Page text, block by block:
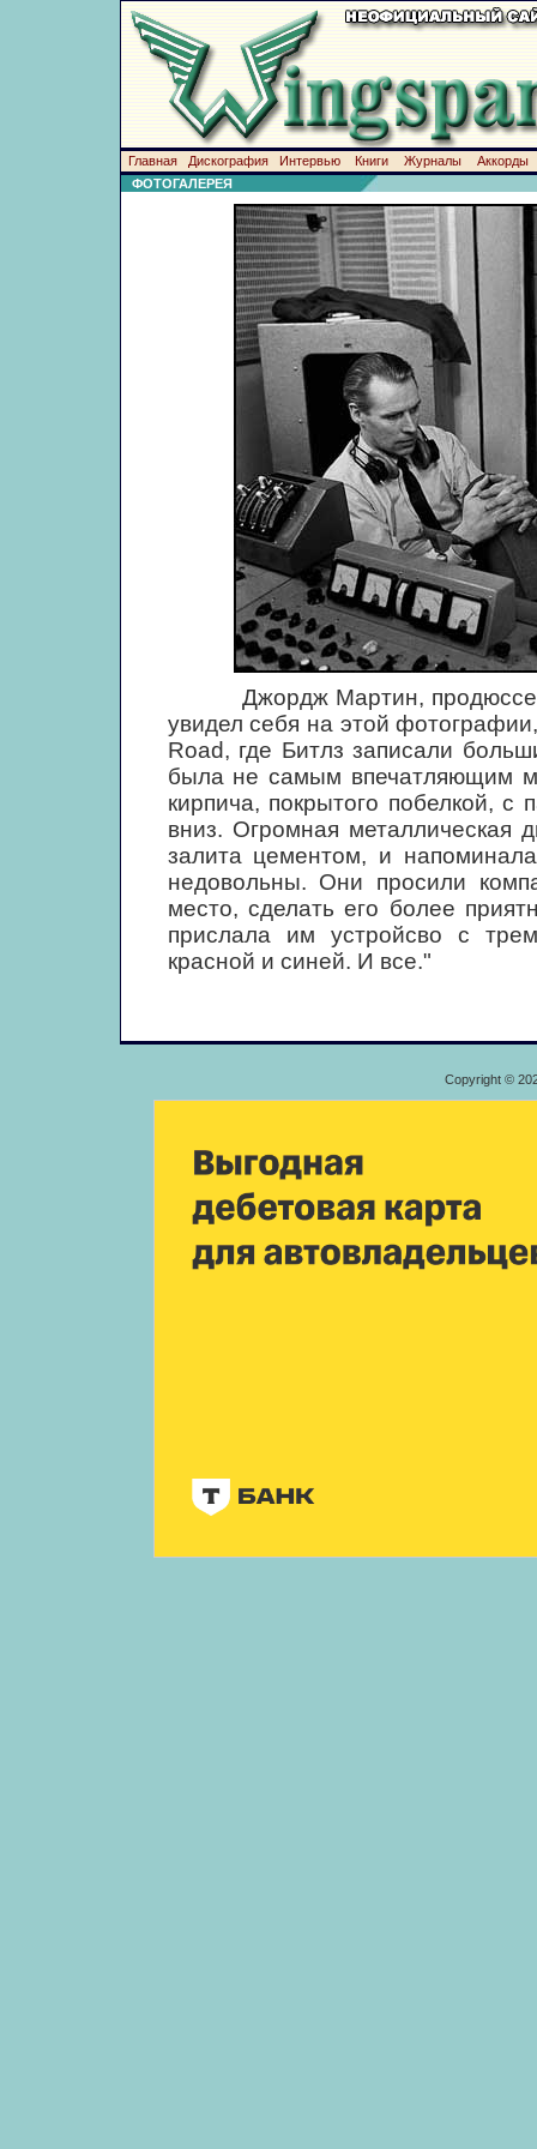
Главная Дискография Интервью Книги Журналы
Аккорды
ФОТОГАЛЕРЕЯ
Джордж Мартин, продюссер
увидел себя на этой
Road, где Битлз записали
была не самым впечатляющим
кирпича, покрытого побелкой,
вниз. Огромная металлическая
залита цементом, и
недовольны. Они просили
место, сделать его более
прислала им устройсво с
красной и синей. И все."
Copyright ©